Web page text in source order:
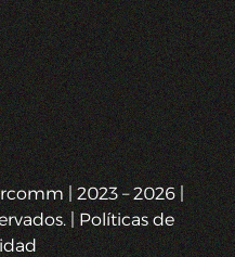
| 2023 – 2026 |
| Políticas de